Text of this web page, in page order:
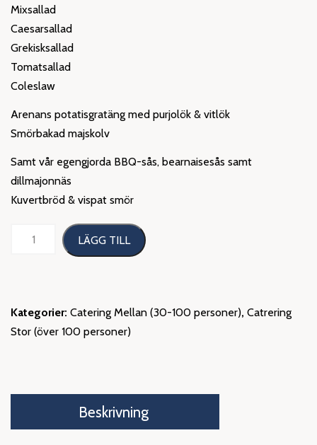
Mixsallad
Caesarsallad
Grekisksallad
Tomatsallad
Coleslaw
Arenans potatisgratäng med purjolök & vitlök
Smörbakad majskolv
Samt vår egengjorda BBQ-sås, bearnaisesås samt
dillmajonnäs
Kuvertbröd & vispat smör
Grillbuffé
LÄGG TILL
Kategorier: Catering Mellan (30-100 personer), Catrering
Stor (över 100 personer)
Beskrivning